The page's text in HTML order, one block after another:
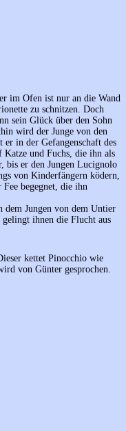
im Ofen ist nur an die Wand
zu schnitzen. Doch
sein Glück über den Sohn
wird der Junge von den
er in der Gefangenschaft des
und Fuchs, die ihn als
bis er den Jungen Lucignolo
von Kinderfängern ködern,
begegnet, die ihn
dem Jungen von dem Untier
ihnen die Flucht aus
kettet Pinocchio wie
von Günter gesprochen.